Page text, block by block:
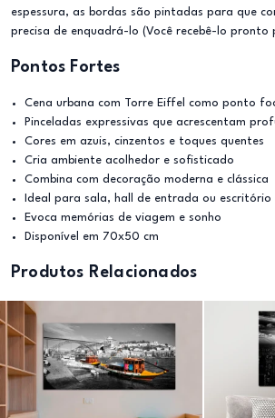
espessura, as bordas são pintadas para que
precisa de enquadrá-lo (Você recebê-lo pronto
Pontos Fortes
Cena urbana com Torre Eiffel como ponto
Pinceladas expressivas que acrescentam
Cores em azuis, cinzentos e toques quentes
Cria ambiente acolhedor e sofisticado
Combina com decoração moderna e clássica
Ideal para sala, hall de entrada ou escritório
Evoca memórias de viagem e sonho
Disponível em 70x50 cm
Produtos Relacionados